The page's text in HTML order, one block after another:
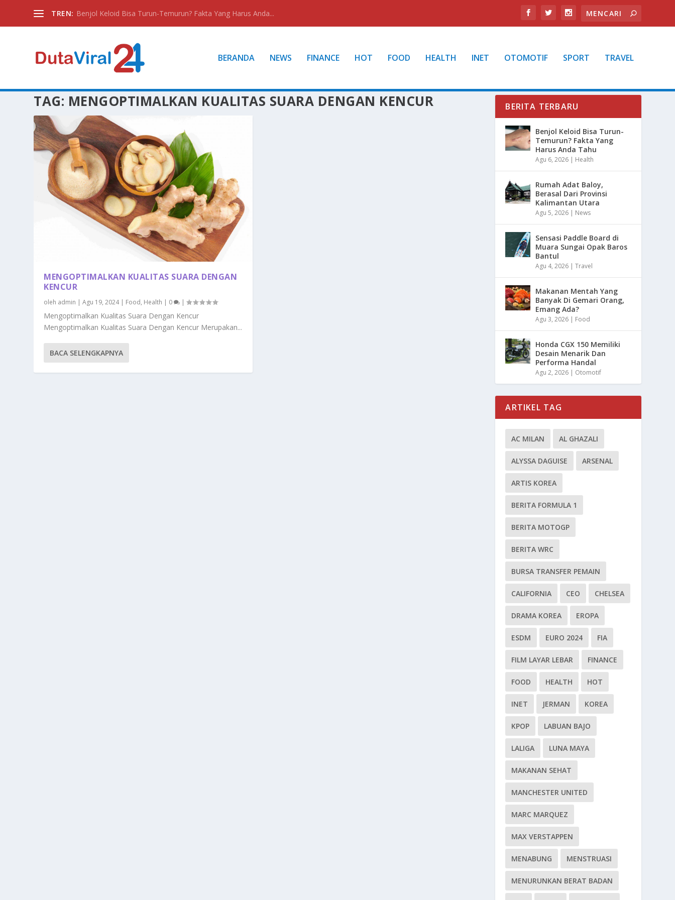
TREN: Benjol Keloid Bisa Turun-Temurun? Fakta Yang Harus Anda...
BERANDA NEWS FINANCE HOT FOOD HEALTH INET OTOMOTIF SPORT TRAVEL
TAG: MENGOPTIMALKAN KUALITAS SUARA DENGAN KENCUR
MENGOPTIMALKAN KUALITAS SUARA DENGAN
KENCUR
oleh admin |Agu 19, 2024| Food, Health | 0 |
Mengoptimalkan Kualitas Suara Dengan Kencur
Mengoptimalkan Kualitas Suara Dengan Kencur Merupakan...
BACA SELENGKAPNYA
BERITA TERBARU
Benjol Keloid Bisa Turun-
Temurun? Fakta Yang
Harus Anda Tahu
Agu 6, 2026 | Health
Rumah Adat Baloy,
Berasal Dari Provinsi
Kalimantan Utara
Agu 5, 2026 | News
Sensasi Paddle Board di
Muara Sungai Opak Baros
Bantul
Agu 4, 2026 |Travel
Makanan Mentah Yang
Banyak Di Gemari Orang,
Emang Ada?
Agu 3, 2026 | Food
Honda CGX 150 Memiliki
Desain Menarik Dan
Performa Handal
Agu 2, 2026 | Otomotif
ARTIKEL TAG
AC MILAN AL GHAZALI
ALYSSA DAGUISE ARSENAL
ARTIS KOREA
BERITA FORMULA 1
BERITA MOTOGP
BERITA WRC
BURSA TRANSFER PEMAIN
CALIFORNIA CEO CHELSEA
DRAMA KOREA EROPA
ESDM EURO 2024 FIA
FILM LAYAR LEBAR FINANCE
FOOD HEALTH HOT
INET JERMAN KOREA
KPOP LABUAN BAJO
LALIGA LUNA MAYA
MAKANAN SEHAT
MANCHESTER UNITED
MARC MARQUEZ
MAX VERSTAPPEN
MENABUNG MENSTRUASI
MENURUNKAN BERAT BADAN